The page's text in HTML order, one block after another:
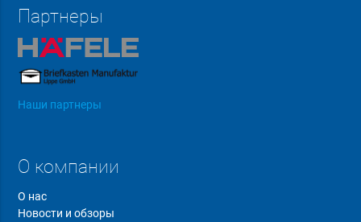
Партнеры
Наши партнеры
О компании
О нас
Новости и обзоры